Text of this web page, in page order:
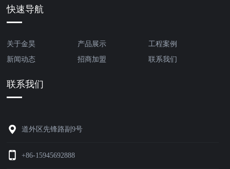
快速导航
关于金昊 产品展示
工程案例
新闻动态
招商加盟 联系我们
联系我们
道外区先锋路副9号
+86-15945692888